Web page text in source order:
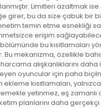
Limitleri azaltmak
girer, bu da size çabuk bir
temin etme esnekliği
erişim
bu kısıtlamaları
Bu mekanizma, özellikle
alışkanlıklarını
oyuncular için paha
ekleme kısıtlamaları,
yetinmez, eş zamanlı
planlarını daha